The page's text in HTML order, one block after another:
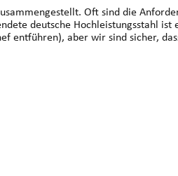
Oft sind die